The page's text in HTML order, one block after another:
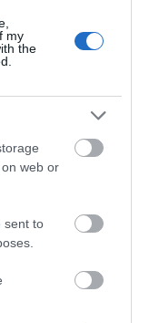
my
the
web or
sent to
στη Βοιωτία:
μέτρα
ζητά η ΠΣτΕ